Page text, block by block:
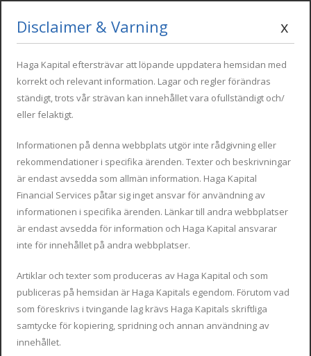
Disclaimer & Varning x
Haga Kapital eftersträvar att löpande uppdatera hemsidan med
korrekt och relevant information. Lagar och regler förändras
ständigt, trots vår strävan kan innehållet vara ofullständigt och/
eller felaktigt.
Informationen på denna webbplats utgör inte rådgivning eller
rekommendationer i specifika ärenden. Texter och beskrivningar
är endast avsedda som allmän information. Haga Kapital
Financial Services påtar sig inget ansvar för användning av
informationen i specifika ärenden. Länkar till andra webbplatser
är endast avsedda för information och Haga Kapital ansvarar
inte för innehållet på andra webbplatser.
Artiklar och texter som produceras av Haga Kapital och som
publiceras på hemsidan är Haga Kapitals egendom. Förutom vad
som föreskrivs i tvingande lag krävs Haga Kapitals skriftliga
samtycke för kopiering, spridning och annan användning av
innehållet.
Mon - Fri : 09:00 - 17:00
+34 616 854 498
Skatteinnskrivning